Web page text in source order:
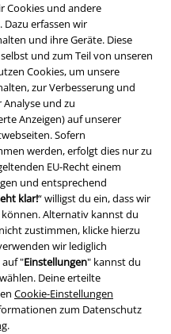
Cookies und andere
Dazu erfassen wir
und ihre Geräte. Diese
und zum Teil von unseren
Cookies, um unsere
zur Verbesserung und
Analyse und zu
Anzeigen) auf unserer
Sofern
werden, erfolgt dies nur zu
EU-Recht einem
und entsprechend
klar!“ willigst du ein, dass wir
Alternativ kannst du
zustimmen, klicke hierzu
wir lediglich
"Einstellungen" kannst du
Deine erteilte
Cookie-Einstellungen
zum Datenschutz
.